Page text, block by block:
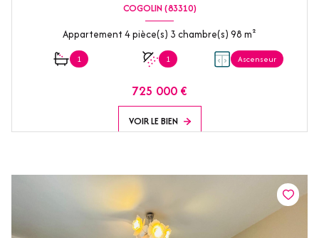
COGOLIN (83310)
Appartement 4 pièce(s) 3 chambre(s) 98 m²
1 1 Ascenseur
725 000 €
VOIR LE BIEN